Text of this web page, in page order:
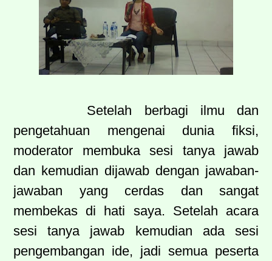
Setelah berbagi ilmu dan
pengetahuan mengenai dunia fiksi,
moderator membuka sesi tanya jawab
dan kemudian dijawab dengan jawaban-
jawaban yang cerdas dan sangat
membekas di hati saya. Setelah acara
sesi tanya jawab kemudian ada sesi
pengembangan ide, jadi semua peserta